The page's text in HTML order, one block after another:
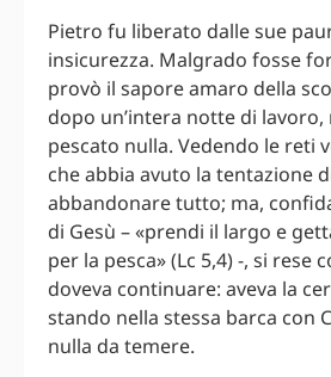
Pietro fu liberato dalle sue
insicurezza. Malgrado fosse
provò il sapore amaro della
dopo un’intera notte di lavoro,
pescato nulla. Vedendo le reti
che abbia avuto la tentazione
abbandonare tutto; ma,
di Gesù – «prendi il largo e
per la pesca» (Lc 5,4) -, si rese
doveva continuare: aveva la
stando nella stessa barca con
nulla da temere.